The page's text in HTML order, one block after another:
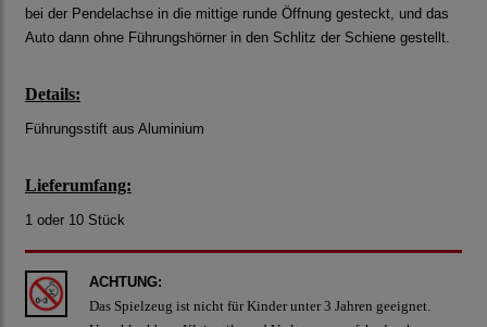
bei der Pendelachse in die mittige runde Öffnung gesteckt, und das
Auto dann ohne Führungshörner in den Schlitz der Schiene gestellt.
Details:
Führungsstift aus Aluminium
Lieferumfang:
1 oder 10 Stück
ACHTUNG:
Das Spielzeug ist nicht für Kinder unter 3 Jahren geeignet.